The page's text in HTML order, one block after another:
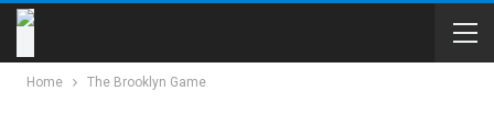
Home The Brooklyn Game